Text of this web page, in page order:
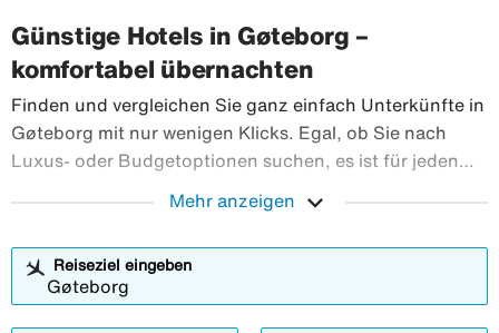
Günstige Hotels in Gøteborg –
komfortabel übernachten
Finden und vergleichen Sie ganz einfach Unterkünfte in
Gøteborg mit nur wenigen Klicks. Egal, ob Sie nach
Luxus- oder Budgetoptionen suchen, es ist für jeden
Sie die Ergebnisse mit unseren Filtern an, um das Hotel
zu finden, das am besten zu Ihnen passt.
Mehr anzeigen expand_more
Reiseziel eingeben